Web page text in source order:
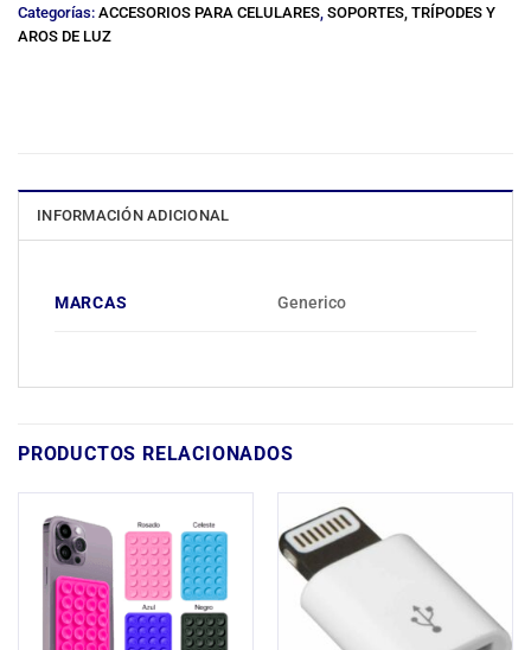
Categorías: ACCESORIOS PARA CELULARES, SOPORTES, TRÍPODES Y
AROS DE LUZ
INFORMACIÓN ADICIONAL
MARCAS Generico
PRODUCTOS RELACIONADOS